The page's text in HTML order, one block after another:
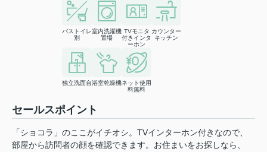
バストイレ
別
室内洗濯機
置場
TVモニタ
付きインタ
ーホン
カウンター
キッチン
独立洗面台浴室乾燥機ネット使用
料無料
セールスポイント
「ショコラ」のここがイチオシ。TVインターホン付きなので、
部屋から訪問者の顔を確認できます。お住まいをお探しなら、